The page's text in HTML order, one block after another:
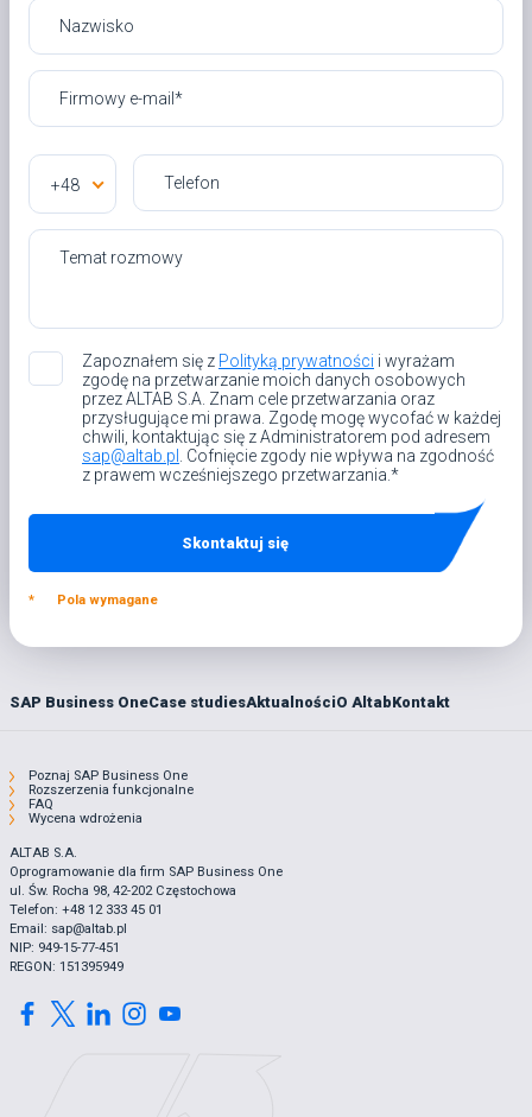
+48
Zapoznałem się z Polityką prywatności i wyrażam
zgodę na przetwarzanie moich danych osobowych
przez ALTAB S.A. Znam cele przetwarzania oraz
przysługujące mi prawa. Zgodę mogę wycofać w każdej
chwili, kontaktując się z Administratorem pod adresem
sap@altab.pl
. Cofnięcie zgody nie wpływa na zgodność
z prawem wcześniejszego przetwarzania.*
* Pola wymagane
SAP Business OneCase studiesAktualnościO AltabKontakt
Poznaj SAP Business One
Rozszerzenia funkcjonalne
FAQ
Wycena wdrożenia
ALTAB S.A.
Oprogramowanie dla firm SAP Business One
ul. Św. Rocha 98, 42-202 Częstochowa
Telefon: +48 12 333 45 01
Email: sap@altab.pl
NIP: 949-15-77-451
REGON: 151395949